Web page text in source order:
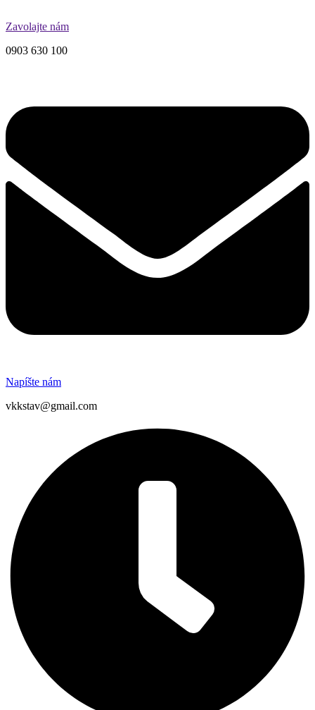
Zavolajte nám
0903 630 100
Napíšte nám
vkkstav@gmail.com